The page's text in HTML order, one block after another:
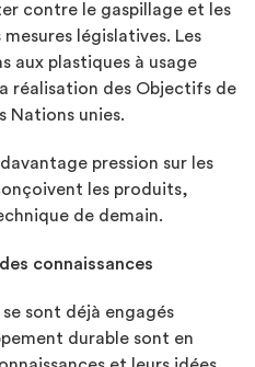
contre le gaspillage et les
législatives. Les
aux plastiques à usage
réalisation des Objectifs de
Nations unies.
pression sur les
les produits,
de demain.
connaissances
se sont déjà engagés
durable sont en